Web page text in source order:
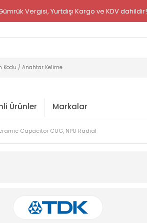
Vergisi, Yurtdışı Kargo ve KDV dahildir!
Ürünler Markalar
Capacitor C0G, NP0 Radial